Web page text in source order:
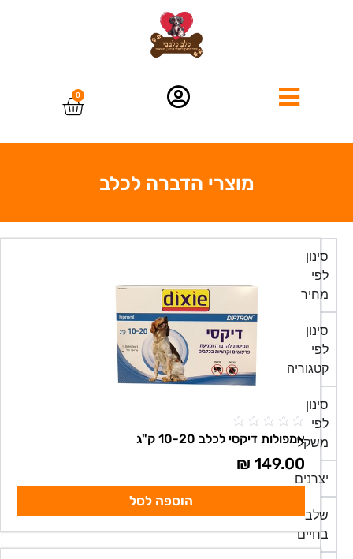
0
מוצרי הדברה לכלב
סינון
לפי
מחיר
סינון
לפי
קטגוריה
סינון
לפי
משקל
יצרנים
שלב
בחיים
אמפולות דיקסי לכלב 10-20 ק"ג
149.00
₪
הוספה לסל